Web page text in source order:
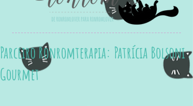
Parceiro Ronromterapia: Patrícia Bolsoni
Gourmet